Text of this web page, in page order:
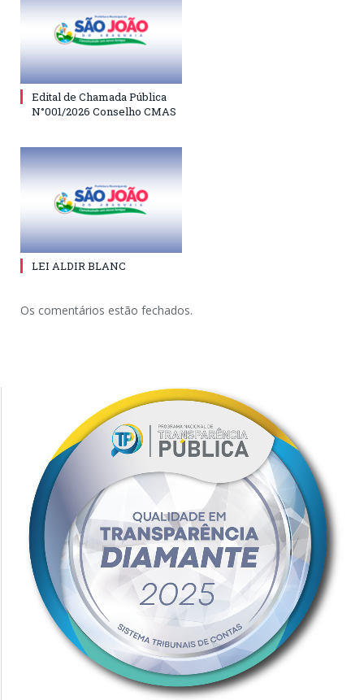
Edital de Chamada Pública
N°001/2026 Conselho CMAS
LEI ALDIR BLANC
Os comentários estão fechados.